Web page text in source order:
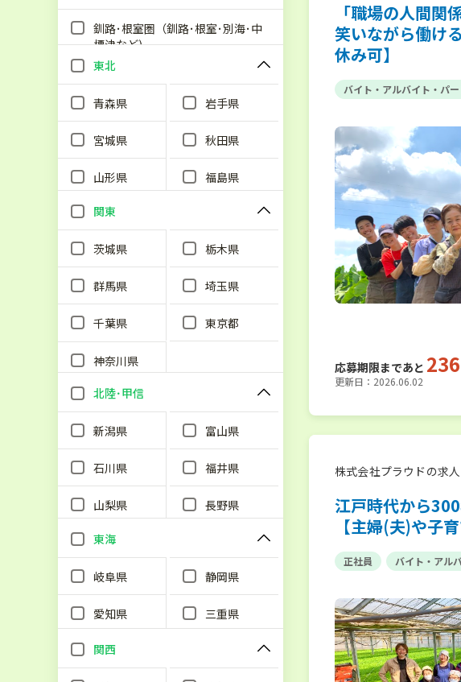
釧路･根室圏（釧路･根室･別海･中
標津など)
東北
青森県 岩手県
宮城県 秋田県
山形県 福島県
関東
茨城県 栃木県
群馬県 埼玉県
千葉県 東京都
神奈川県
北陸･甲信
新潟県 富山県
石川県 福井県
山梨県 長野県
東海
岐阜県 静岡県
愛知県 三重県
関西
「職場の人間
笑いながら働け
休み可】
バイト・アルバイト・パー
応募期限まであと 236
更新日：2026.06.02
株式会社プラウドの求人
江戸時代から
【主婦(夫)や子
正社員 バイト・アル